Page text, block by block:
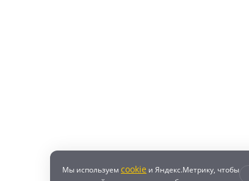
Мы используем cookie и Яндекс.Метрику, чтобы